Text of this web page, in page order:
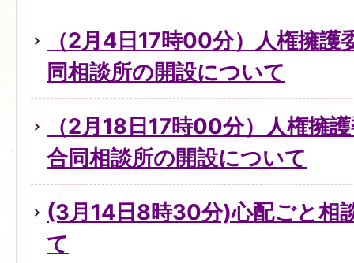
（2月4日17時00分）人権擁護
同相談所の開設について
（2月18日17時00分）人権擁
合同相談所の開設について
(3月14日8時30分)心配ごと相
て